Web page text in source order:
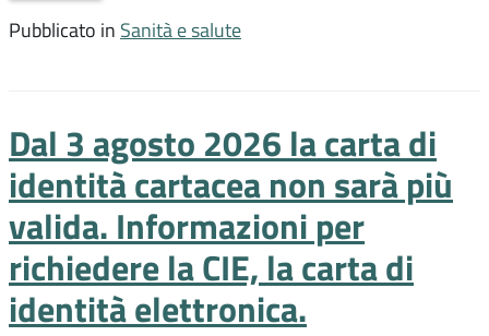
Pubblicato in Sanità e salute
Dal 3 agosto 2026 la carta di
identità cartacea non sarà più
valida. Informazioni per
richiedere la CIE, la carta di
identità elettronica.